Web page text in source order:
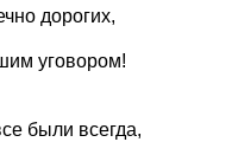
дорогих,
уговором!
были всегда,